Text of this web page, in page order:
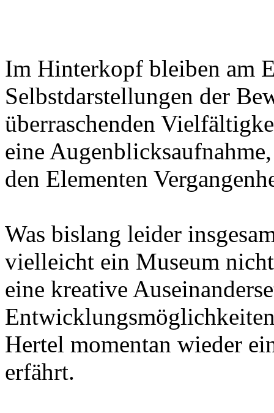
Im Hinterkopf bleiben am
Selbstdarstellungen der
überraschenden
eine
den Elementen
Was bislang leider
vielleicht ein Museum
eine kreative
Hertel momentan wieder
erfährt.